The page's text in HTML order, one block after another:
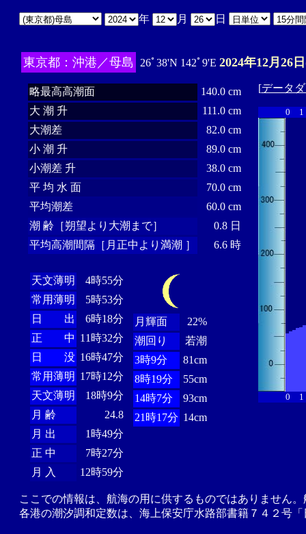
年 月 日
東京都：沖港／母島 26ﾟ38'N 142ﾟ9'E 2024年12月26
略最高高潮面
140.0 cm
大 潮 升
111.0 cm
大潮差
82.0 cm
小 潮 升
89.0 cm
小潮差 升
38.0 cm
平 均 水 面
70.0 cm
平均潮差
60.0 cm
潮 齢［朔望より大潮まで］
0.8 日
平均高潮間隔［月正中より満潮 ］
6.6 時
天文薄明
4時55分
常用薄明
5時53分
日 出
6時18分
正 中 11時32分
日 没 16時47分
常用薄明 17時12分
天文薄明
18時9分
月 齢
24.8
月 出
1時49分
正 中
7時27分
月 入
12時59分
月輝面
22%
潮回り
若潮
3時9分
81cm
8時19分
55cm
14時7分
93cm
21時17分 14cm
[データ
0 1
0 1
ここでの情報は、航海の用に供するものではありません
各港の潮汐調和定数は、海上保安庁水路部書籍７４２号